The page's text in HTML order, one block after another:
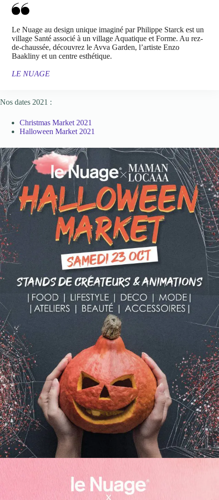
Le Nuage au design unique imaginé par Philippe Starck est un
village Santé associé à un village Aquatique et Forme. Au rez-
de-chaussée, découvrez le Avva Garden, l’artiste Enzo
Baakliny et un centre esthétique.
LE NUAGE
Nos dates 2021 :
Christmas Market 2021
Halloween Market 2021